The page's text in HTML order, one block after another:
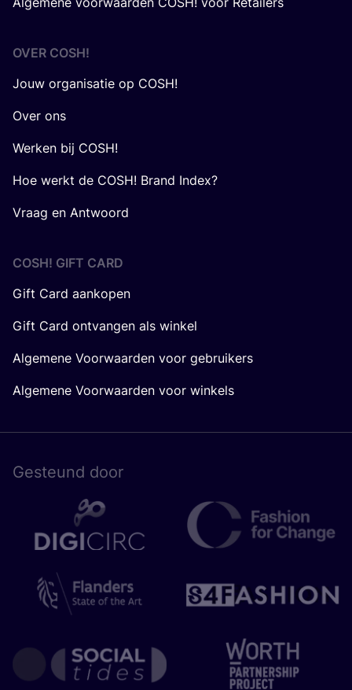
OVER COSH!
Jouw organisatie op COSH!
Over ons
Werken bij COSH!
Hoe werkt de COSH! Brand Index?
Vraag en Antwoord
COSH! GIFT CARD
Gift Card aankopen
Gift Card ontvangen als winkel
Algemene Voorwaarden voor gebruikers
Algemene Voorwaarden voor winkels
Gesteund door